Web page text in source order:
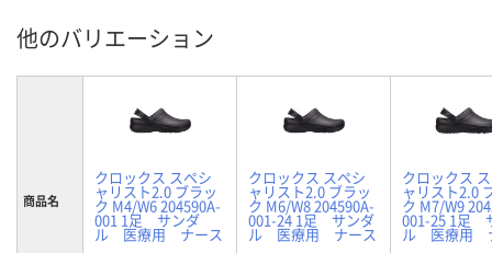
他のバリエーション
商品名
クロックス スペシ
ャリスト2.0 ブラッ
ク M4/W6 204590A-
001 1足 サンダ
ル 医療用 ナース
クロックス スペシ
ャリスト2.0 ブラッ
ク M6/W8 204590A-
001-24 1足 サンダ
ル 医療用 ナース
クロックス
ャリスト2.0
ク M7/W9
001-25 1足
ル 医療用